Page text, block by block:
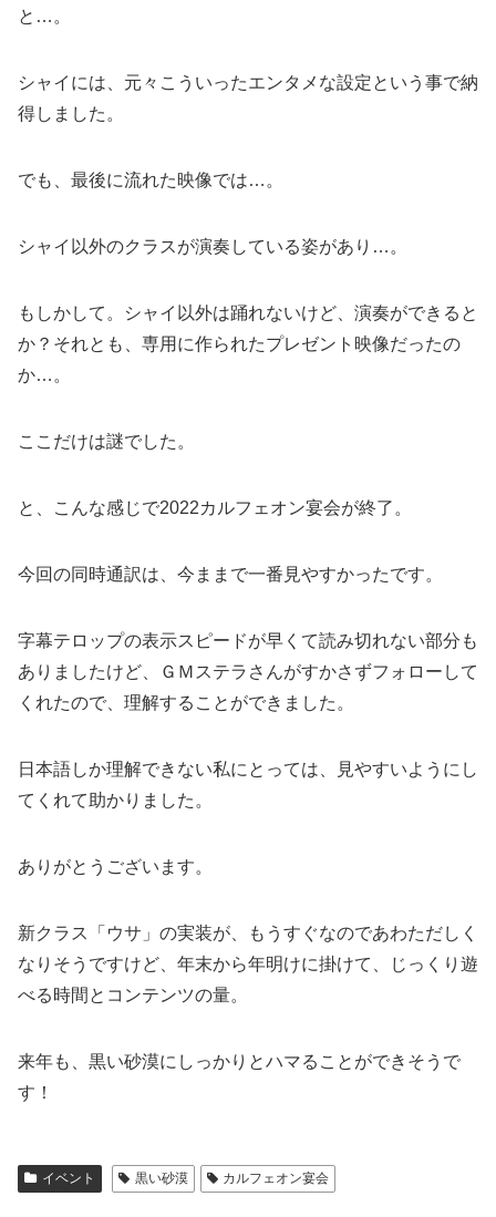
と…。
シャイには、元々こういったエンタメな設定という事で納
得しました。
でも、最後に流れた映像では…。
シャイ以外のクラスが演奏している姿があり…。
もしかして。シャイ以外は踊れないけど、演奏ができると
か？それとも、専用に作られたプレゼント映像だったの
か…。
ここだけは謎でした。
と、こんな感じで2022カルフェオン宴会が終了。
今回の同時通訳は、今ままで一番見やすかったです。
字幕テロップの表示スピードが早くて読み切れない部分も
ありましたけど、ＧＭステラさんがすかさずフォローして
くれたので、理解することができました。
日本語しか理解できない私にとっては、見やすいようにし
てくれて助かりました。
ありがとうございます。
新クラス「ウサ」の実装が、もうすぐなのであわただしく
なりそうですけど、年末から年明けに掛けて、じっくり遊
べる時間とコンテンツの量。
来年も、黒い砂漠にしっかりとハマることができそうで
す！
イベント 黒い砂漠 カルフェオン宴会